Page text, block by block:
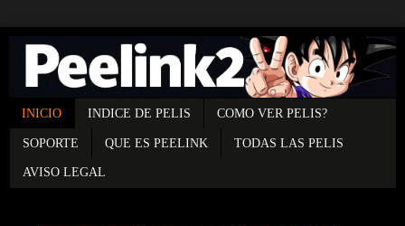
INICIO INDICE DE PELIS COMO VER PELIS?
SOPORTE QUE ES PEELINK TODAS LAS PELIS
AVISO LEGAL